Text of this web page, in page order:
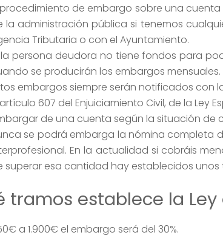
procedimiento de embargo sobre una
la administración pública si tenemos
Tributaria o con el Ayuntamiento.
la persona deudora no tiene fondos para
se producirán los embargos mensuales.
embargos siempre serán notificados con
artículo 607 del Enjuiciamiento Civil, de la Ley
de una cuenta según la situación de
se podrá embarga la nómina completa
En la actualidad si cobráis
superar esa cantidad hay establecidos
tramos establece la
a 1.900€ el embargo será del 30%.